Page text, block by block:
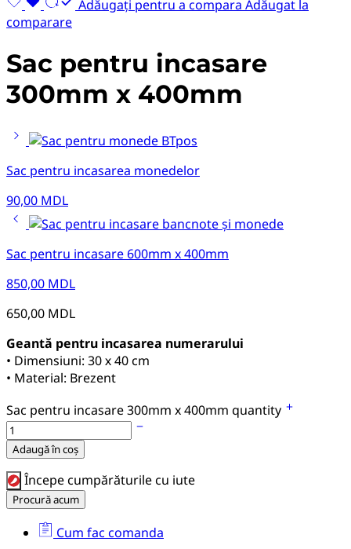
Adăugați pentru a compara Adăugat la
comparare
Sac pentru incasare
300mm x 400mm
Sac pentru incasarea monedelor
90,00 MDL
Sac pentru incasare 600mm x 400mm
850,00 MDL
650,00 MDL
Geantă pentru incasarea numerarului
• Dimensiuni: 30 х 40 cm
• Material: Brezent
Sac pentru incasare 300mm x 400mm quantity
Adaugă în coș
Începe cumpărăturile cu iute
Procură acum
Cum fac comanda